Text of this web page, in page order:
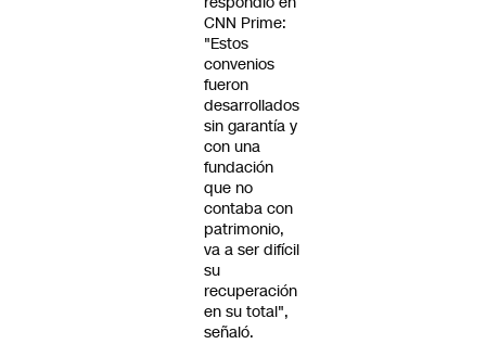
CNN Prime:
"Estos
convenios
fueron
desarrollados
sin garantía y
con una
fundación
que no
contaba con
patrimonio,
va a ser difícil
su
recuperación
en su total",
señaló.